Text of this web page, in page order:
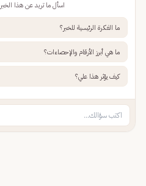
اسأل ما تريد عن هذا الخبر
ما الفكرة الرئيسية للخبر؟
ما هي أبرز الأرقام والإحصاءات؟
كيف يؤثر هذا علي؟